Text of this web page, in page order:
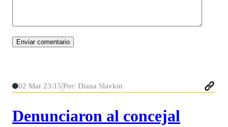
02 Mar 23:15 Por: Diana Slavkin
Denunciaron al concejal